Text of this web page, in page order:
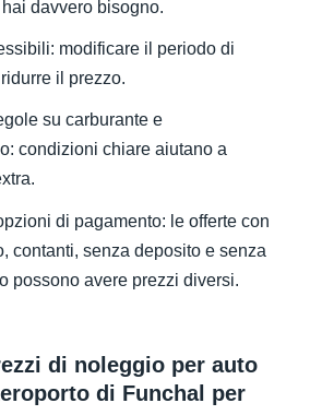
davvero bisogno.
modificare il periodo di
il prezzo.
su carburante e
condizioni chiare aiutano a
di pagamento: le offerte con
contanti, senza deposito e senza
possono avere prezzi diversi.
di noleggio per auto
di Funchal per